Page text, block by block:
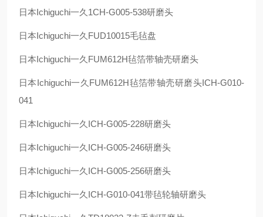
日本Ichiguchi一久 1CH-G005-538研磨头
日本Ichiguchi一久 FUD10015毛毡盘
日本Ichiguchi一久 FUM612H毡箔带轴壳研磨头
日本Ichiguchi一久 FUM612H毡箔带轴壳研磨头ICH-G010-
041
日本Ichiguchi一久 ICH-G005-228研磨头
日本Ichiguchi一久 ICH-G005-246研磨头
日本Ichiguchi一久 ICH-G005-256研磨头
日本Ichiguchi一久 ICH-G010-041带毡轮轴研磨头